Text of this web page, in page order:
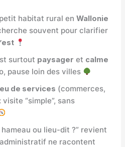
habitat rural en Wallonie
souvent pour clarifier
surtout paysager et calme
pause loin des villes
de services (commerces,
“simple”, sans
ou lieu-dit ?” revient
ne racontent